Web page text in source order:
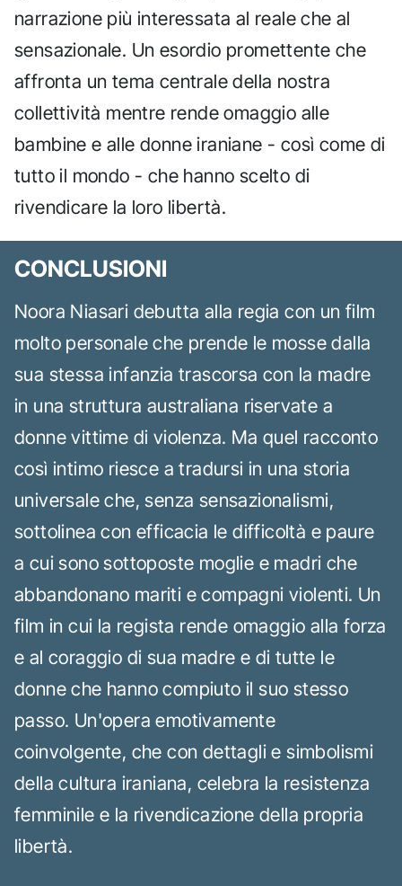
narrazione più interessata al reale che al
sensazionale. Un esordio promettente che
affronta un tema centrale della nostra
collettività mentre rende omaggio alle
bambine e alle donne iraniane - così come di
tutto il mondo - che hanno scelto di
rivendicare la loro libertà.
CONCLUSIONI
Noora Niasari debutta alla regia con un film
molto personale che prende le mosse dalla
sua stessa infanzia trascorsa con la madre
in una struttura australiana riservate a
donne vittime di violenza. Ma quel racconto
così intimo riesce a tradursi in una storia
universale che, senza sensazionalismi,
sottolinea con efficacia le difficoltà e paure
a cui sono sottoposte moglie e madri che
abbandonano mariti e compagni violenti. Un
film in cui la regista rende omaggio alla forza
e al coraggio di sua madre e di tutte le
donne che hanno compiuto il suo stesso
passo. Un'opera emotivamente
coinvolgente, che con dettagli e simbolismi
della cultura iraniana, celebra la resistenza
femminile e la rivendicazione della propria
libertà.